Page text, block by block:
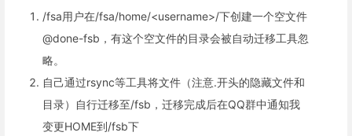
/fsa用户在/fsa/home/<username>/下创建一个空文件
@done-fsb，有这个空文件的目录会被自动迁移工具忽
略。
自己通过rsync等工具将文件（注意.开头的隐藏文件和
目录）自行迁移至/fsb，迁移完成后在QQ群中通知我
变更HOME到/fsb下